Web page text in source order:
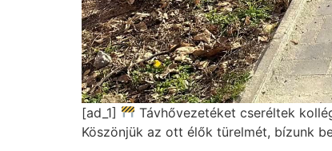
[ad_1]
Távhővezetéket cseréltek
Köszönjük az ott élők türelmét, bízunk